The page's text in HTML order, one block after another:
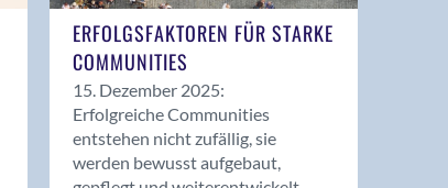
ERFOLGSFAKTOREN FÜR STARKE
COMMUNITIES
15. Dezember 2025:
Erfolgreiche Communities
entstehen nicht zufällig, sie
werden bewusst aufgebaut,